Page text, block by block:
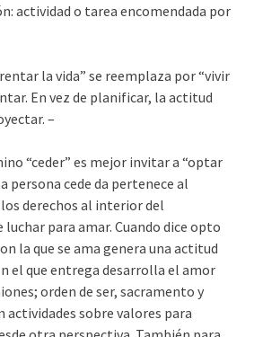
actividad o tarea encomendada por
la vida” se reemplaza por “vivir
En vez de planificar, la actitud
–
“ceder” es mejor invitar a “optar
persona cede da pertenece al
derechos al interior del
para amar. Cuando dice opto
la que se ama genera una actitud
el que entrega desarrolla el amor
orden de ser, sacramento y
actividades sobre valores para